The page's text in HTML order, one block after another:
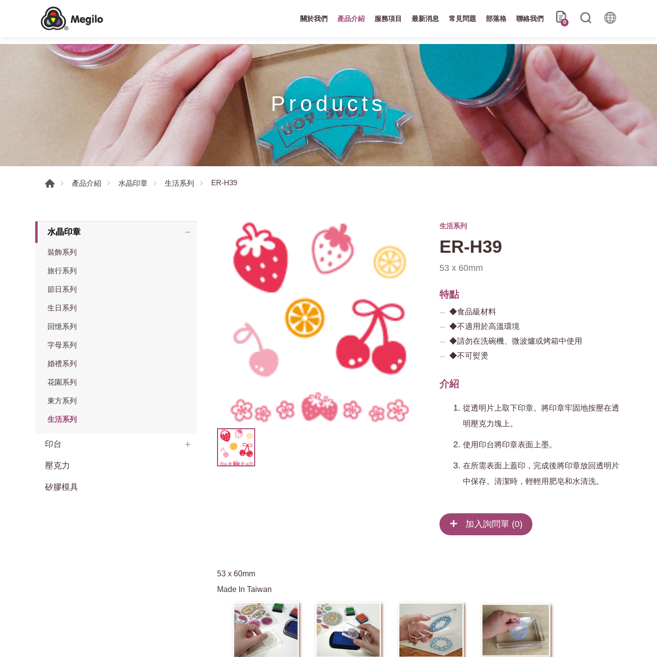
關於我們 產品介紹 服務項目 最新消息 常見問題 部落格 聯絡我們 0
Products
產品介紹 水晶印章 生活系列 ER-H39
水晶印章
裝飾系列
旅行系列
節日系列
生日系列
回憶系列
字母系列
婚禮系列
花園系列
東方系列
生活系列
印台
壓克力
矽膠模具
生活系列
ER-H39
53 x 60mm
特點
◆食品級材料
◆不適用於高溫環境
◆請勿在洗碗機、微波爐或烤箱中使用
◆不可熨燙
介紹
從透明片上取下印章。將印章牢固地按壓在透
明壓克力塊上。
使用印台將印章表面上墨。
在所需表面上蓋印，完成後將印章放回透明片
中保存。清潔時，輕輕用肥皂和水清洗。
加入詢問單 (0)
53 x 60mm
Made In Taiwan